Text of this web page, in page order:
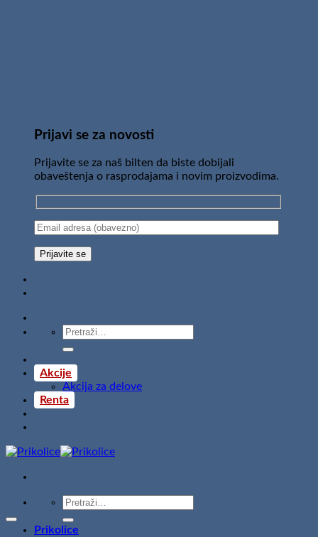
Prijavi se za novosti
Prijavite se za naš bilten da biste dobijali
obaveštenja o rasprodajama i novim proizvodima.
Pretraži:
Akcije
Akcija za delove
Renta
Pretraži:
Prikolice